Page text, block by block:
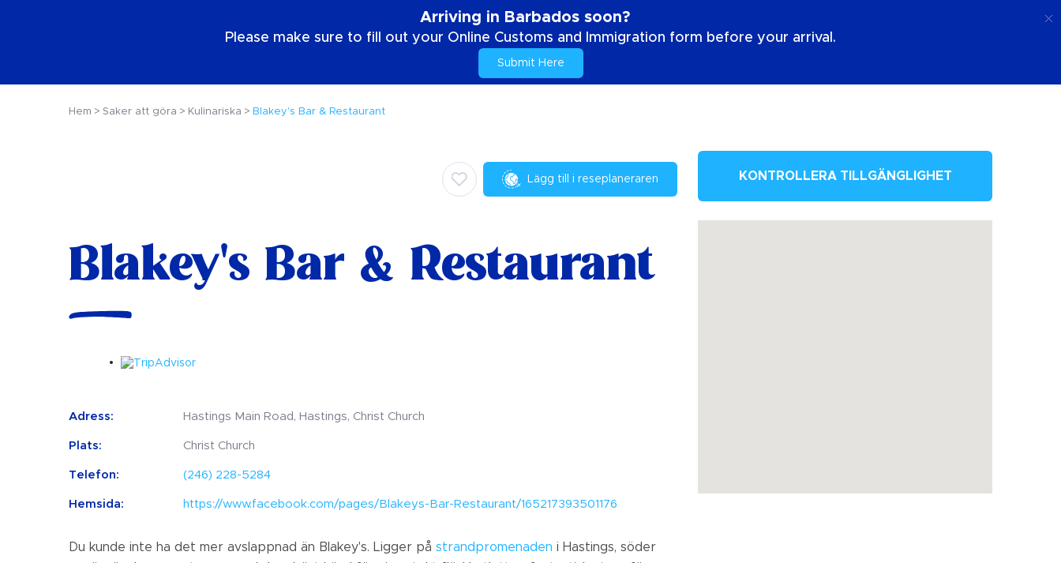
Arriving in Barbados soon?
Please make sure to fill out your Online Customs and Immigration form before your arrival.
Submit Here
Hem Saker att göra Kulinariska Blakey's Bar & Restaurant
Lägg till i reseplaneraren
Blakey's Bar & Restaurant
Adress: Hastings Main Road, Hastings, Christ Church
Plats: Christ Church
Telefon: (246) 228-5284
Hemsida: https://www.facebook.com/pages/Blakeys-Bar-Restaurant/165217393501176
Du kunde inte ha det mer avslappnad än Blakey's. Ligger på strandpromenaden i Hastings, söder
KONTROLLERA TILLGÄNGLIGHET